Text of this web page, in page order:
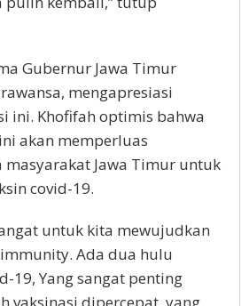
Gubernur Jawa Timur
mengapresiasi
ini. Khofifah optimis bahwa
akan memperluas
masyarakat Jawa Timur untuk
covid-19.
untuk kita mewujudkan
Ada dua hulu
19, Yang sangat penting